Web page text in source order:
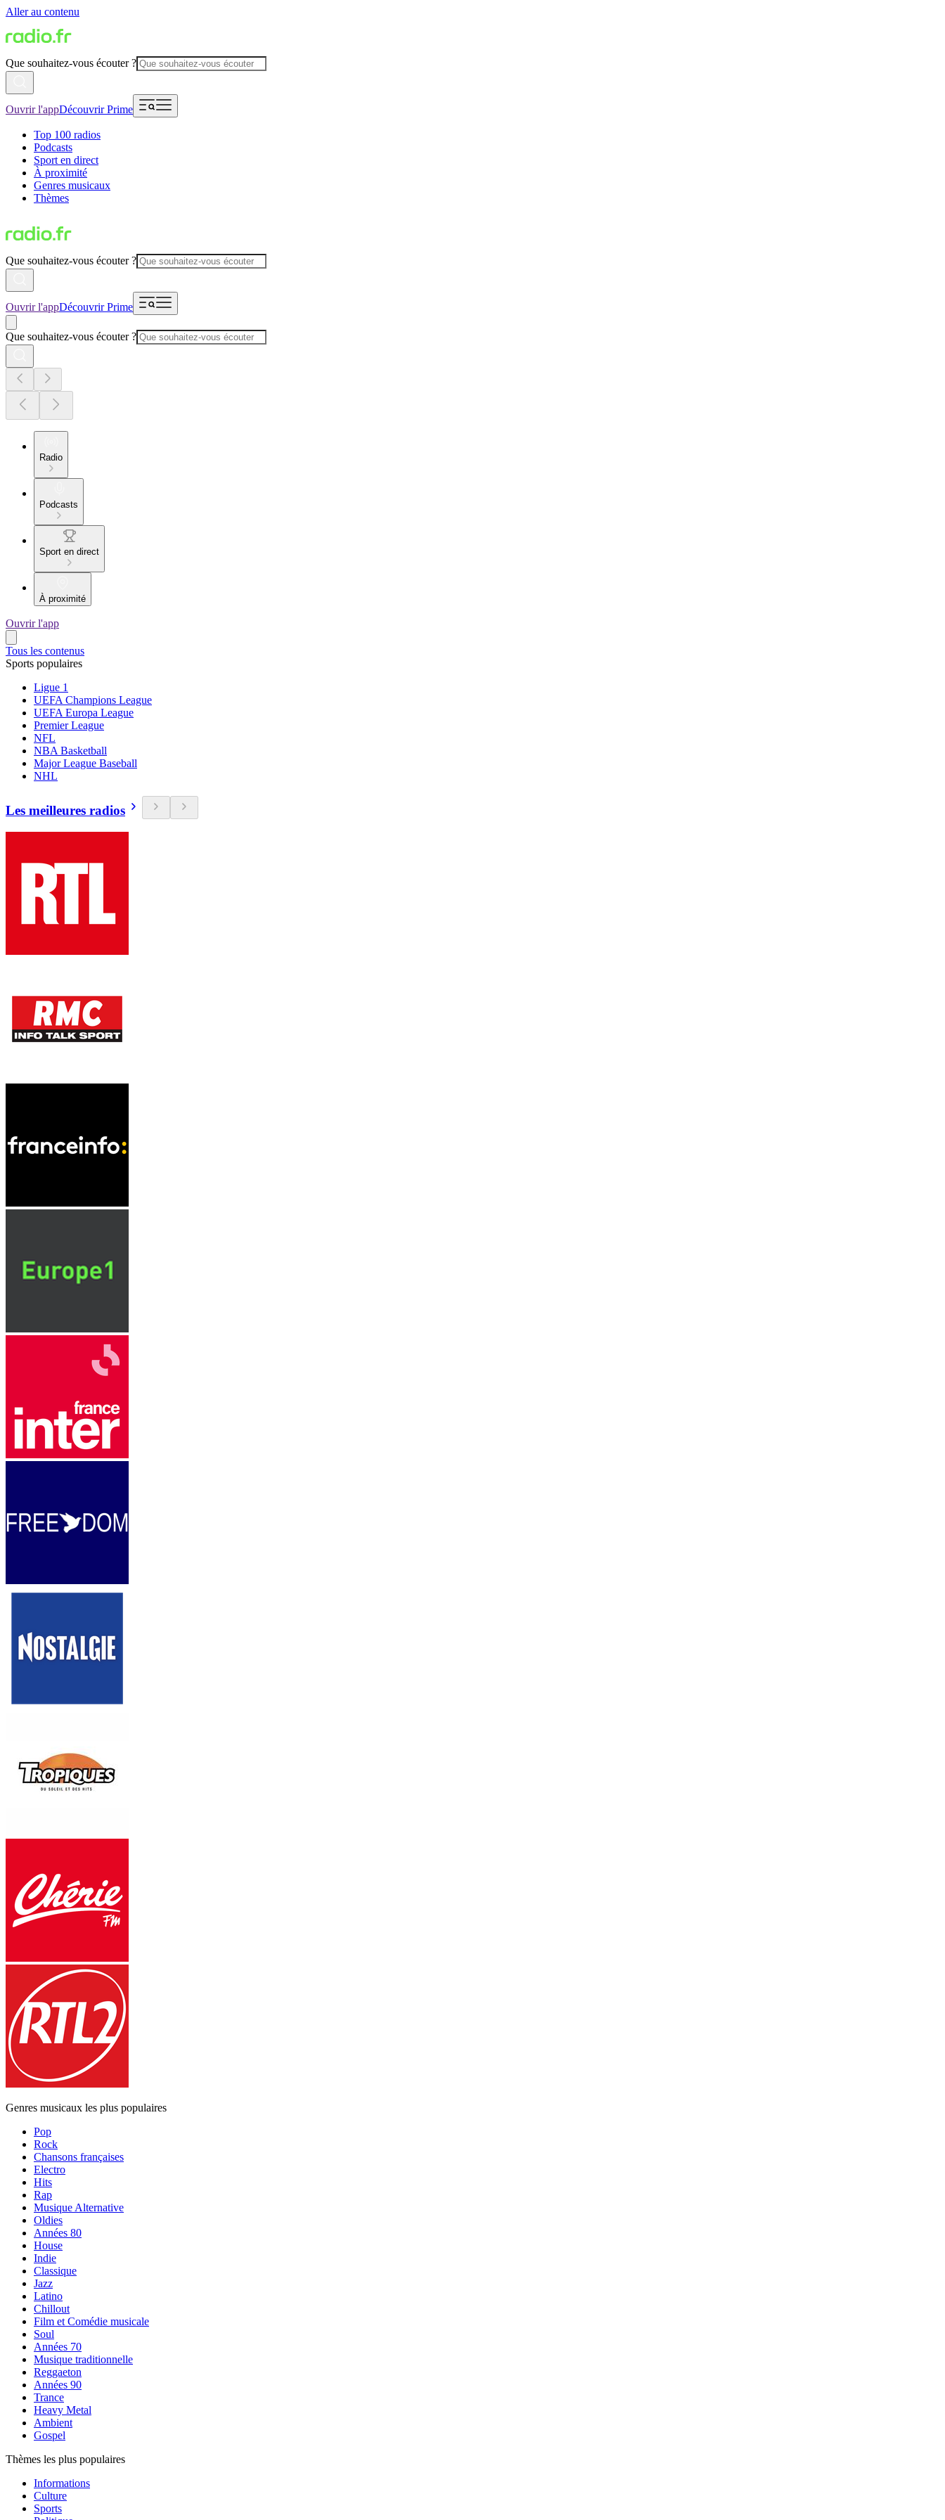
Aller au contenu
Que souhaitez-vous écouter ?
Ouvrir l'appDécouvrir Prime
Top 100 radios
Podcasts
Sport en direct
À proximité
Genres musicaux
Thèmes
Que souhaitez-vous écouter ?
Ouvrir l'appDécouvrir Prime
Que souhaitez-vous écouter ?
Radio
Podcasts
Sport en direct
À proximité
Ouvrir l'app
Tous les contenus
Sports populaires
Ligue 1
UEFA Champions League
UEFA Europa League
Premier League
NFL
NBA Basketball
Major League Baseball
NHL
Les meilleures radios
Genres musicaux les plus populaires
Pop
Rock
Chansons françaises
Electro
Hits
Rap
Musique Alternative
Oldies
Années 80
House
Indie
Classique
Jazz
Latino
Chillout
Film et Comédie musicale
Soul
Années 70
Musique traditionnelle
Reggaeton
Années 90
Trance
Heavy Metal
Ambient
Gospel
Thèmes les plus populaires
Informations
Culture
Sports